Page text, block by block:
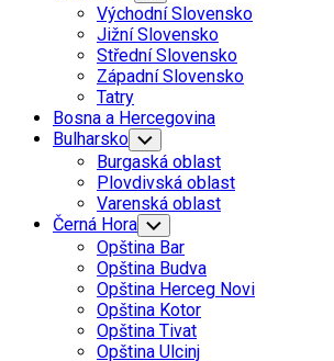
Child
Menu
Východní Slovensko
Jižní Slovensko
Střední Slovensko
Západní Slovensko
Tatry
Bosna a Hercegovina
Bulharsko Toggle
Child
Menu
Burgaská oblast
Plovdivská oblast
Varenská oblast
Černá Hora Toggle
Child
Menu
Opština Bar
Opština Budva
Opština Herceg Novi
Opština Kotor
Opština Tivat
Opština Ulcinj